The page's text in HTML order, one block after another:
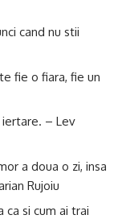
cand nu stii
fie o fiara, fie un
– Lev
a doua o zi, insa
Rujoiu
ca si cum ai trai